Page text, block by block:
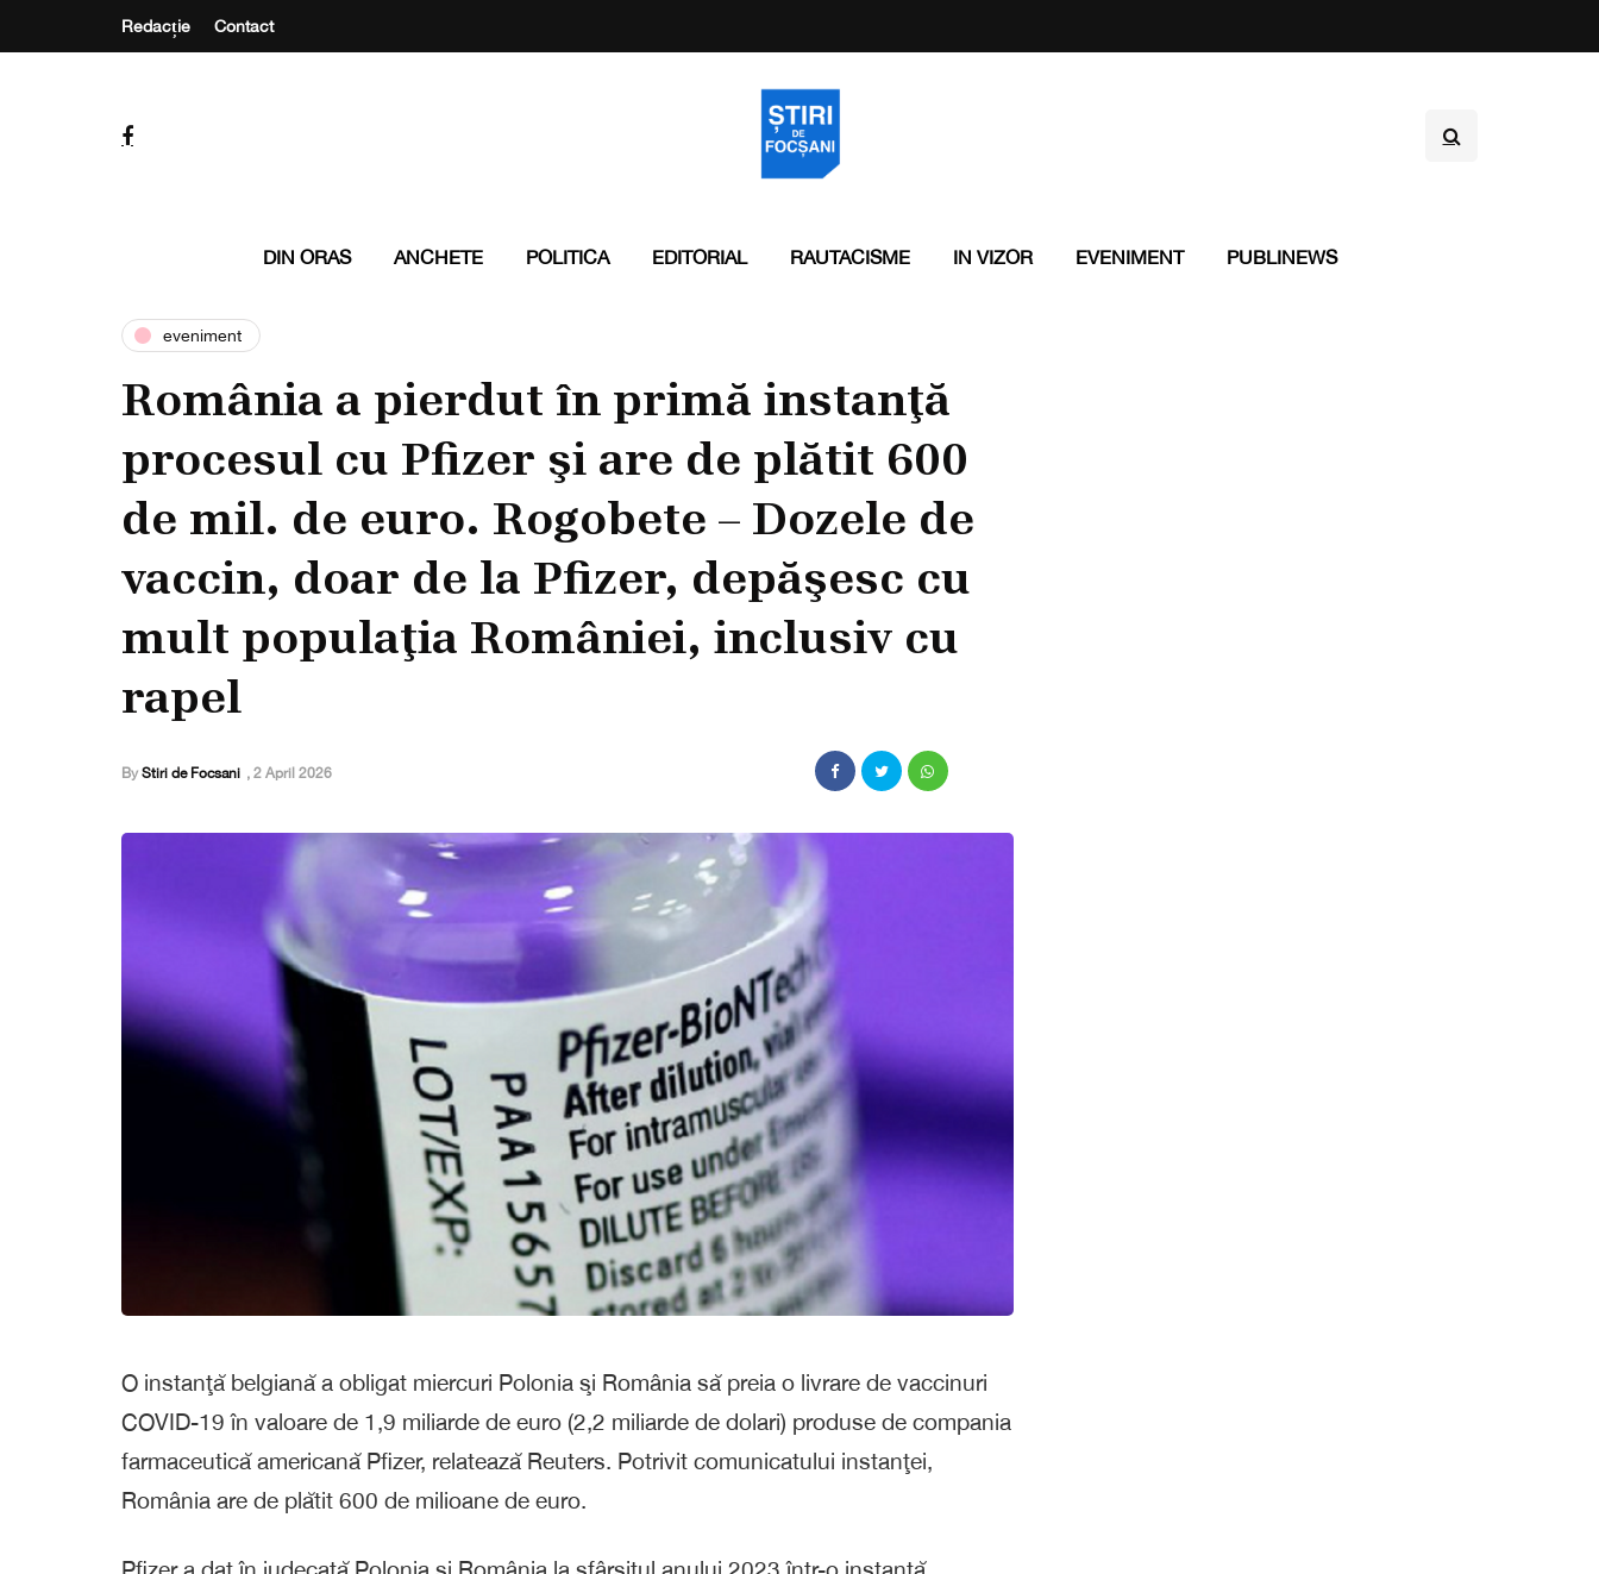
Redacție Contact
DIN ORAS ANCHETE POLITICA EDITORIAL RAUTACISME IN VIZOR EVENIMENT PUBLINEWS
eveniment
România a pierdut în primă instanţă
procesul cu Pfizer şi are de plătit 600
de mil. de euro. Rogobete – Dozele de
vaccin, doar de la Pfizer, depăşesc cu
mult populaţia României, inclusiv cu
rapel
By Stiri de Focsani , 2 April 2026
O instanţă belgiană a obligat miercuri Polonia şi România să preia o livrare de vaccinuri
COVID-19 în valoare de 1,9 miliarde de euro (2,2 miliarde de dolari) produse de compania
farmaceutică americană Pfizer, relatează Reuters. Potrivit comunicatului instanţei,
România are de plătit 600 de milioane de euro.
Pfizer a dat în judecată Polonia şi România la sfârşitul anului 2023 într-o instanţă